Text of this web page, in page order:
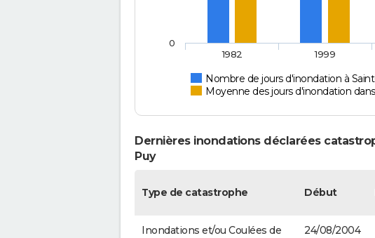
Nombre de jours d'inondation à
Moyenne des jours d'inondation
1982 1999
0
Dernières inondations déclarées
Puy
Type de catastrophe Début
Inondations et/ou Coulées de
24/08/2004